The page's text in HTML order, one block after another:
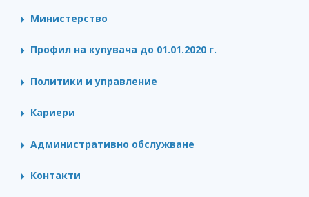
Министерство
Профил на купувача до 01.01.2020 г.
Политики и управление
Кариери
Административно обслужване
Контакти